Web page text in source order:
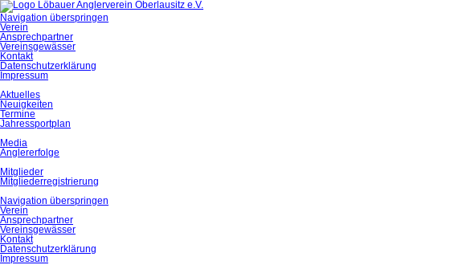
Navigation überspringen
Verein
Ansprechpartner
Vereinsgewässer
Kontakt
Datenschutzerklärung
Impressum
Aktuelles
Neuigkeiten
Termine
Jahressportplan
Media
Anglererfolge
Mitglieder
Mitgliederregistrierung
Navigation überspringen
Verein
Ansprechpartner
Vereinsgewässer
Kontakt
Datenschutzerklärung
Impressum